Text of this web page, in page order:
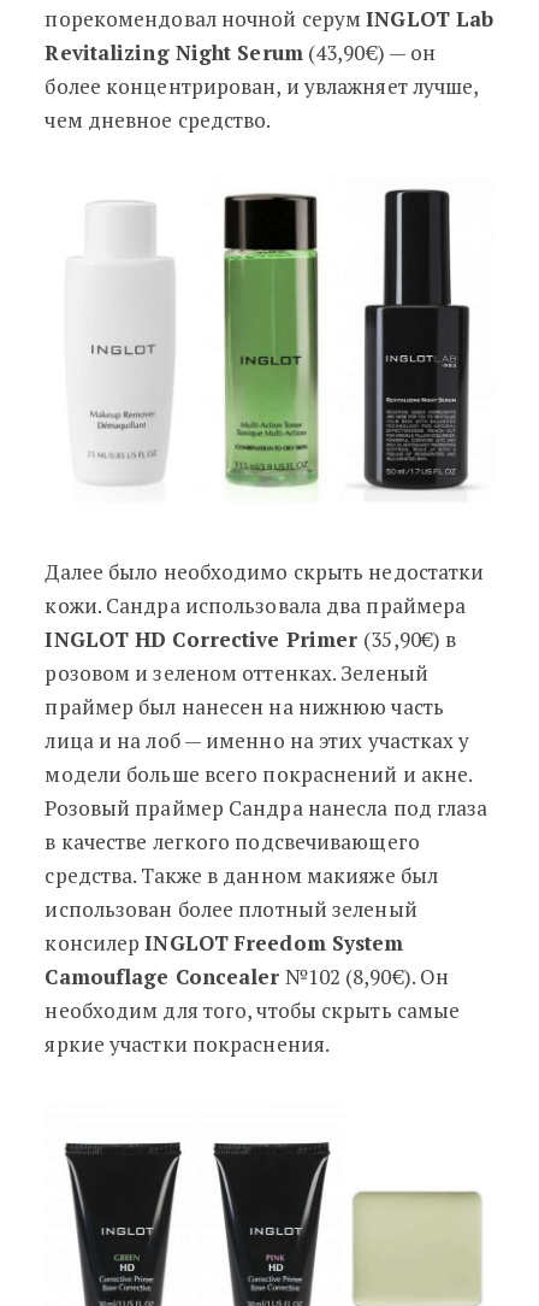
порекомендовал ночной серумINGLOT Lab
Revitalizing Night Serum (43,90€) — он
более концентрирован, и увлажняет лучше,
чем дневное средство.
Далее было необходимо скрыть недостатки
кожи. Сандра использовала два праймера
INGLOT HD Corrective Primer (35,90€) в
розовом и зеленом оттенках. Зеленый
праймер был нанесен на нижнюю часть
лица и на лоб — именно на этих участках у
модели больше всего покраснений и акне.
Розовый праймер Сандра нанесла под глаза
в качестве легкого подсвечивающего
средства. Также в данном макияже был
использован более плотный зеленый
консилерINGLOTFreedom System
Camouflage Concealer №102 (8,90€). Он
необходим для того, чтобы скрыть самые
яркие участки покраснения.